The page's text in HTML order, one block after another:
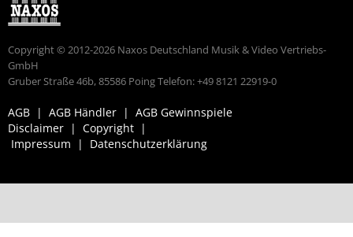
Copyright © 2012-2026 Naxos Deutschland Musik & Video Vertriebs-
GmbH
Gruber Straße 46b, 85586 Poing Telefon: +49 8121 22919-0
AGB | AGB Händler | AGB Gewinnspiele
Disclaimer | Copyright |
Impressum
| Datenschutzerklärung